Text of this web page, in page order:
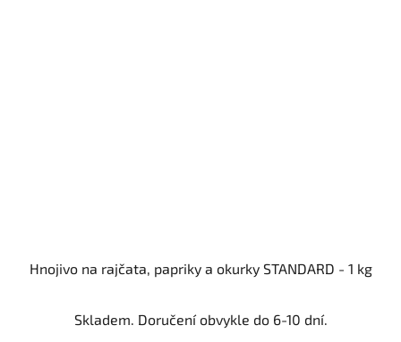
Hnojivo na rajčata, papriky a okurky STANDARD - 1 kg
Skladem. Doručení obvykle do 6-10 dní.